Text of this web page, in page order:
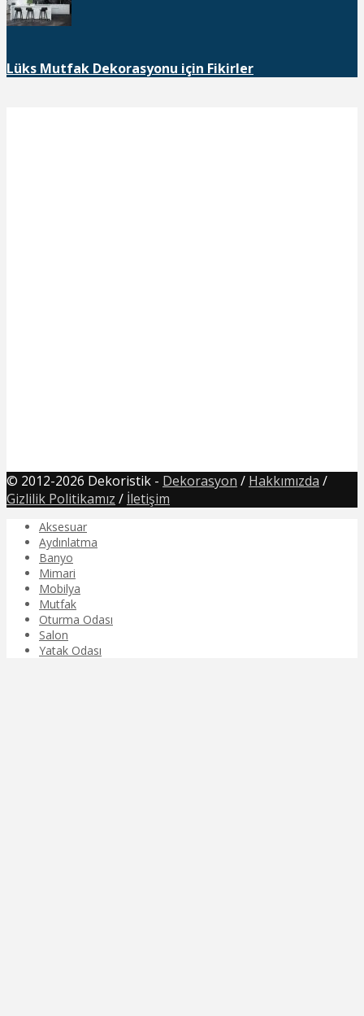
Lüks Mutfak Dekorasyonu için Fikirler
© 2012-2026 Dekoristik - Dekorasyon / Hakkımızda /
Gizlilik Politikamız / İletişim
Aksesuar
Aydınlatma
Banyo
Mimari
Mobilya
Mutfak
Oturma Odası
Salon
Yatak Odası